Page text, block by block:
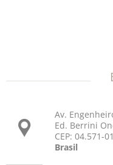
Av.
Ed. Berrini
CEP: 04.571-
Brasil